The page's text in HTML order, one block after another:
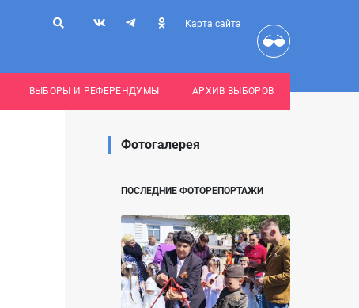
Карта сайта
ВЫБОРЫ И РЕФЕРЕНДУМЫ АРХИВ ВЫБОРОВ
Фотогалерея
ПОСЛЕДНИЕ ФОТОРЕПОРТАЖИ